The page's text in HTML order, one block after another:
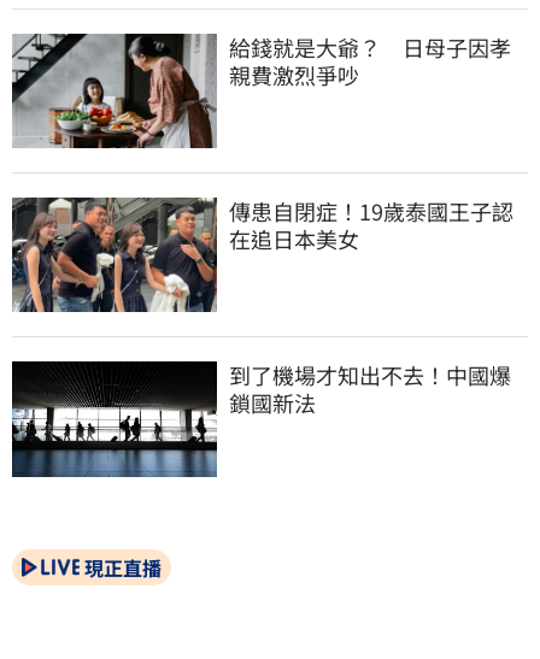
給錢就是大爺？　日母子因孝
親費激烈爭吵
傳患自閉症！19歲泰國王子認
在追日本美女
到了機場才知出不去！中國爆
鎖國新法
現正直播